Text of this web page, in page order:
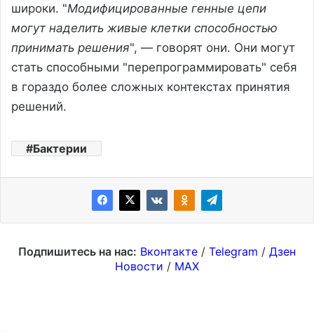
широки. "Модифицированные генные цепи
могут наделить живые клетки способностью
принимать решения", — говорят они. Они могут
стать способными "перепрограммировать" себя
в гораздо более сложных контекстах принятия
решений.
Бактерии
Подпишитесь на нас: Вконтакте / Telegram / Дзен
Новости / MAX